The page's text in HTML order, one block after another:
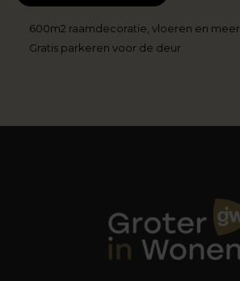
600m2 raamdecoratie, vloeren en meer
Gratis parkeren voor de deur